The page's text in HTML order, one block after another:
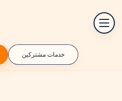
خدمات مشترکین